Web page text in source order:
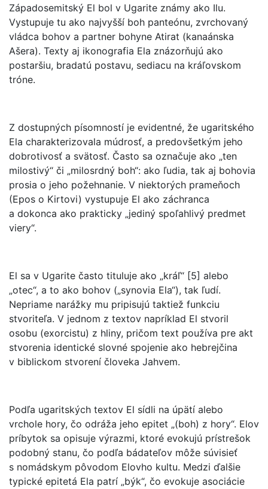
Západosemitský El bol v Ugarite známy ako Ilu.
Vystupuje tu ako najvyšší boh panteónu, zvrchovaný
vládca bohov a partner bohyne Atirat (kanaánska
Ašera). Texty aj ikonografia Ela znázorňujú ako
postaršiu, bradatú postavu, sediacu na kráľovskom
tróne.
Z dostupných písomností je evidentné, že ugaritského
Ela charakterizovala múdrosť, a predovšetkým jeho
dobrotivosť a svätosť. Často sa označuje ako „ten
milostivý“ či „milosrdný boh“: ako ľudia, tak aj bohovia
prosia o jeho požehnanie. V niektorých prameňoch
(Epos o Kirtovi) vystupuje El ako záchranca
a dokonca ako prakticky „jediný spoľahlivý predmet
viery“.
El sa v Ugarite často tituluje ako „kráľ“ [5] alebo
„otec“, a to ako bohov („synovia Ela“), tak ľudí.
Nepriame narážky mu pripisujú taktiež funkciu
stvoriteľa. V jednom z textov napríklad El stvoril
osobu (exorcistu) z hliny, pričom text používa pre akt
stvorenia identické slovné spojenie ako hebrejčina
v biblickom stvorení človeka Jahvem.
Podľa ugaritských textov El sídli na úpätí alebo
vrchole hory, čo odráža jeho epitet „(boh) z hory“. Elov
príbytok sa opisuje výrazmi, ktoré evokujú prístrešok
podobný stanu, čo podľa bádateľov môže súvisieť
s nomádskym pôvodom Elovho kultu. Medzi ďalšie
typické epitetá Ela patrí „býk“, čo evokuje asociácie